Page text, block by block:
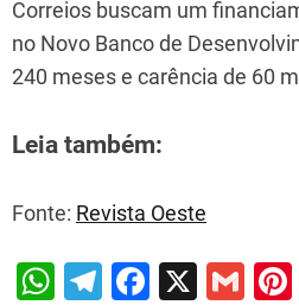
Correios buscam um
no Novo Banco de
240 meses e carência de 60
Leia também:
Fonte: Revista Oeste
W T
F
X
G